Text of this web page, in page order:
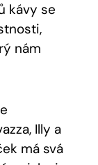
kávy​ se
nám
Illy a
má svá⁢